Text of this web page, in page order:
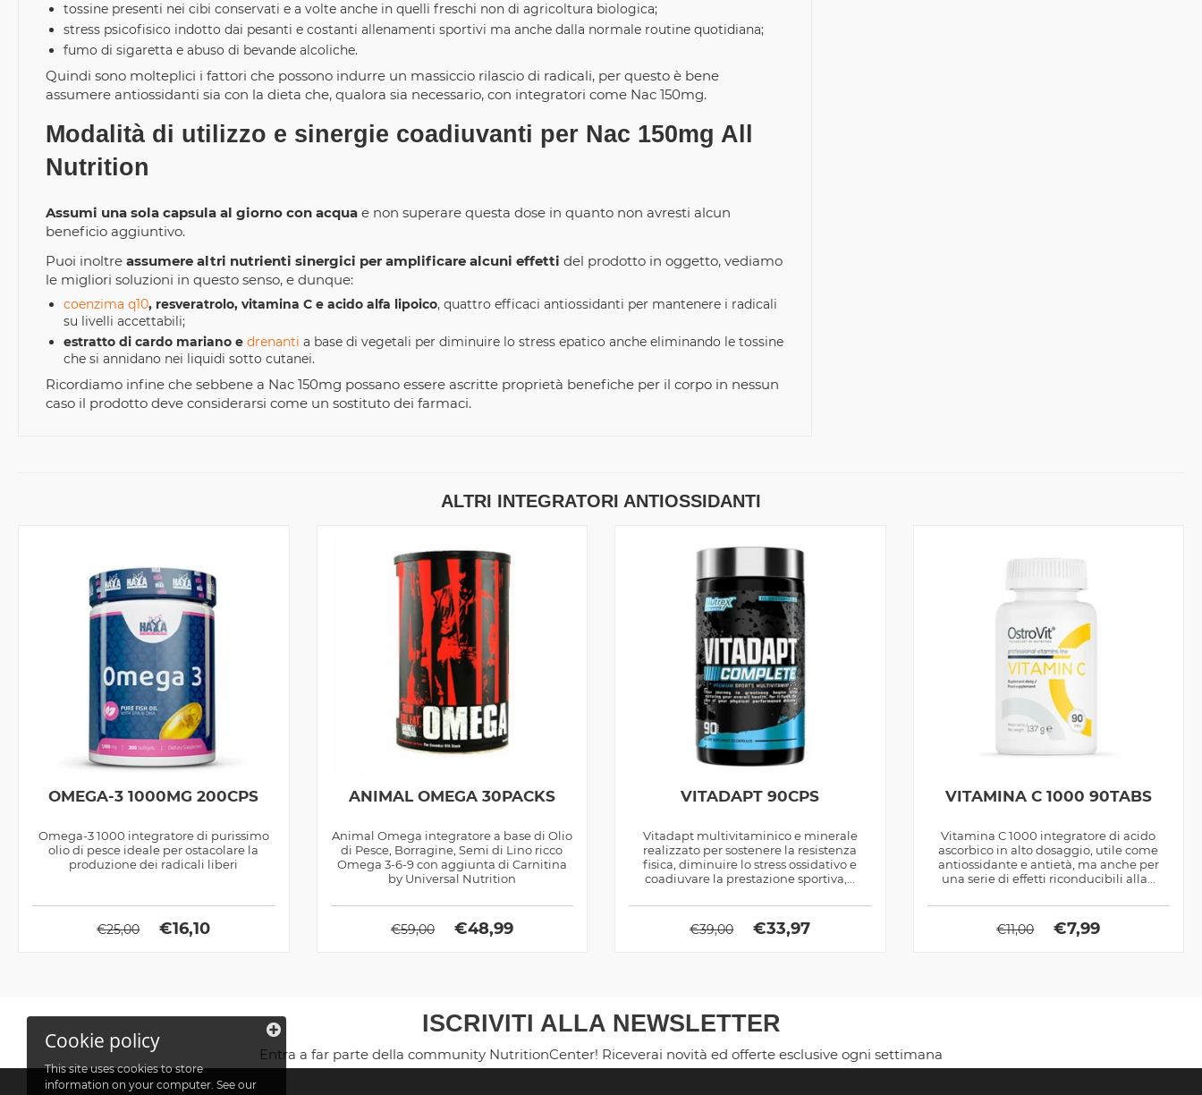
tossine presenti nei cibi conservati e a volte anche in quelli freschi non di agricoltura biologica;
stress psicofisico indotto dai pesanti e costanti allenamenti sportivi ma anche dalla normale routine quotidiana;
fumo di sigaretta e abuso di bevande alcoliche.
Quindi sono molteplici i fattori che possono indurre un massiccio rilascio di radicali, per questo è bene
assumere antiossidanti sia con la dieta che, qualora sia necessario, con integratori come Nac 150mg.
Modalità di utilizzo e sinergie coadiuvanti per Nac 150mg All
Nutrition
Assumi una sola capsula al giorno con acqua e non superare questa dose in quanto non avresti alcun
beneficio aggiuntivo.
Puoi inoltre assumere altri nutrienti sinergici per amplificare alcuni effetti del prodotto in oggetto, vediamo
le migliori soluzioni in questo senso, e dunque:
coenzima q10, resveratrolo, vitamina C e acido alfa lipoico, quattro efficaci antiossidanti per mantenere i radicali
su livelli accettabili;
estratto di cardo mariano e drenanti a base di vegetali per diminuire lo stress epatico anche eliminando le tossine
che si annidano nei liquidi sotto cutanei.
Ricordiamo infine che sebbene a Nac 150mg possano essere ascritte proprietà benefiche per il corpo in nessun
caso il prodotto deve considerarsi come un sostituto dei farmaci.
ALTRI INTEGRATORI ANTIOSSIDANTI
OMEGA-3 1000MG 200CPS
Omega-3 1000 integratore di purissimo
olio di pesce ideale per ostacolare la
produzione dei radicali liberi
€25,00 €16,10
ANIMAL OMEGA 30PACKS
Animal Omega integratore a base di Olio
di Pesce, Borragine, Semi di Lino ricco
Omega 3-6-9 con aggiunta di Carnitina
by Universal Nutrition
€59,00 €48,99
VITADAPT 90CPS
Vitadapt multivitaminico e minerale
realizzato per sostenere la resistenza
fisica, diminuire lo stress ossidativo e
coadiuvare la prestazione sportiva,...
€39,00 €33,97
VITAMINA C 1000 90TABS
Vitamina C 1000 integratore di acido
ascorbico in alto dosaggio, utile come
antiossidante e antietà, ma anche per
una serie di effetti riconducibili alla...
€11,00 €7,99
ISCRIVITI ALLA NEWSLETTER
Entra a far parte della community NutritionCenter! Riceverai novità ed offerte esclusive ogni settimana
Cookie policy
This site uses cookies to store
information on your computer. See our